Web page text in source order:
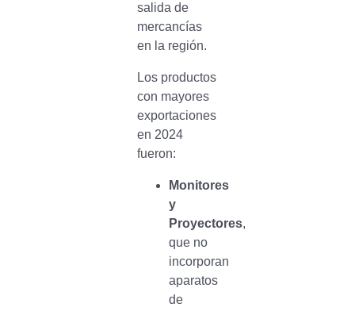
salida de
mercancías
en la región.
Los productos
con mayores
exportaciones
en 2024
fueron:
Monitores
y
Proyectores,
que no
incorporan
aparatos
de